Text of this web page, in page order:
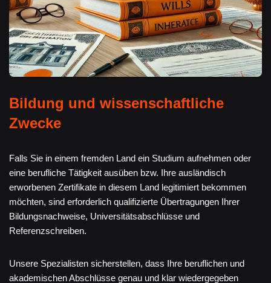
Bildung und wissenschaftliche
Zwecke
Falls Sie in einem fremden Land ein Studium aufnehmen oder
eine berufliche Tätigkeit ausüben bzw. Ihre ausländisch
erworbenen Zertifikate in diesem Land legitimiert bekommen
möchten, sind erforderlich qualifizierte Übertragungen Ihrer
Bildungsnachweise, Universitätsabschlüsse und
Referenzschreiben.
Unsere Spezialisten sicherstellen, dass Ihre beruflichen und
akademischen Abschlüsse genau und klar wiedergegeben